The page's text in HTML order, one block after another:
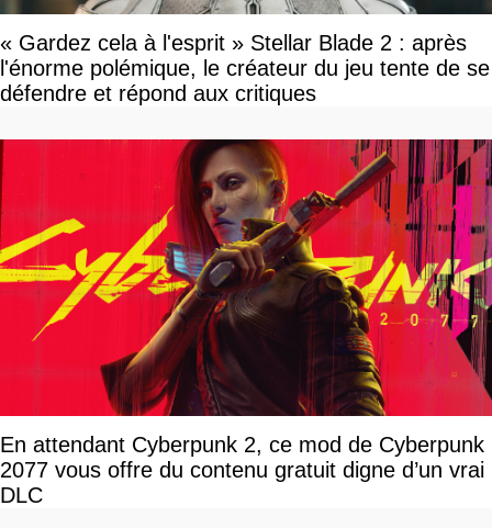
« Gardez cela à l'esprit » Stellar Blade 2 : après
l'énorme polémique, le créateur du jeu tente de se
défendre et répond aux critiques
En attendant Cyberpunk 2, ce mod de Cyberpunk
2077 vous offre du contenu gratuit digne d’un vrai
DLC